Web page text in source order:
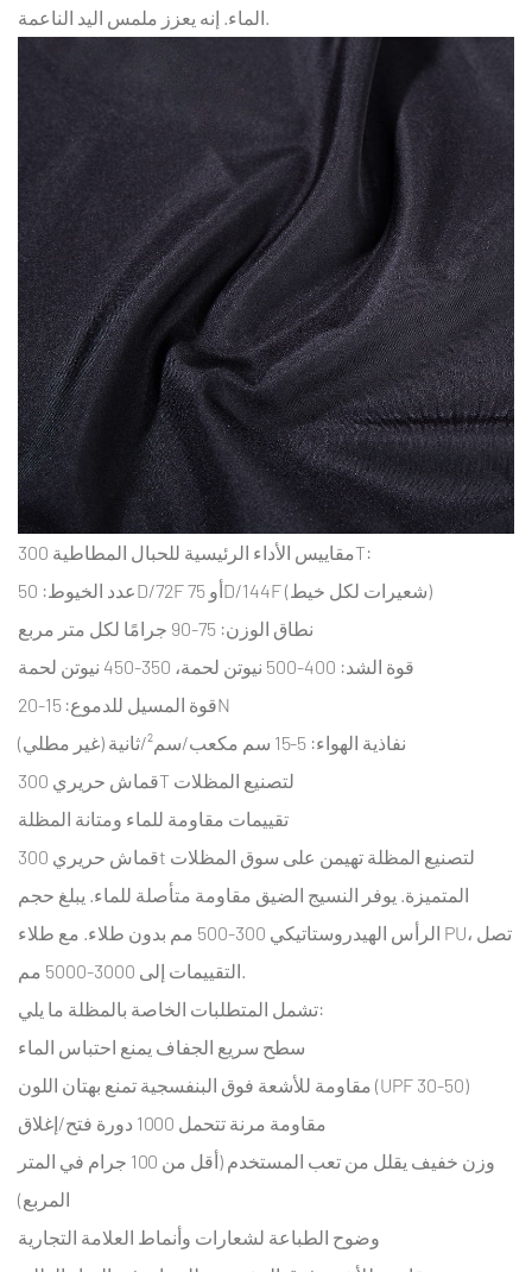
2.2.1
الماء
النفاث
3
طلاء
قماشي
من
قماش
التفتا
مقاوم
للماء
300T
3.1
مقارنة
بين
PU
والسيليكون
للعزل
3.2
طلاء
الوزن
وتوازن
التهوية
3.2.1
الجودة
في
تطبيقات
الطلاء
قماش
حريري
أسفل
سترة
الماء. إنه يعزز ملمس اليد الناعمة.
مقاييس الأداء الرئيسية للحبال المطاطية 300T:
عدد الخيوط: 50D/72F أو 75D/144F (شعيرات لكل خيط)
نطاق الوزن: 75-90 جرامًا لكل متر مربع
قوة الشد: 400-500 نيوتن لحمة، 350-450 نيوتن لحمة
قوة المسيل للدموع: 15-20N
نفاذية الهواء: 5-15 سم مكعب/سم²/ثانية (غير مطلي)
قماش حريري 300T لتصنيع المظلات
تقييمات مقاومة للماء ومتانة المظلة
قماش حريري 300t لتصنيع المظلة تهيمن على سوق المظلات
المتميزة. يوفر النسيج الضيق مقاومة متأصلة للماء. يبلغ حجم
الرأس الهيدروستاتيكي 300-500 مم بدون طلاء. مع طلاء PU، تصل
التقييمات إلى 3000-5000 مم.
تشمل المتطلبات الخاصة بالمظلة ما يلي:
سطح سريع الجفاف يمنع احتباس الماء
مقاومة للأشعة فوق البنفسجية تمنع بهتان اللون (UPF 30-50)
مقاومة مرنة تتحمل 1000 دورة فتح/إغلاق
وزن خفيف يقلل من تعب المستخدم (أقل من 100 جرام في المتر
المربع)
وضوح الطباعة لشعارات وأنماط العلامة التجارية